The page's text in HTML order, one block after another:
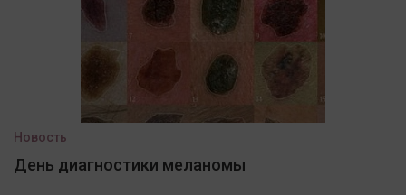
Новость
День диагностики меланомы